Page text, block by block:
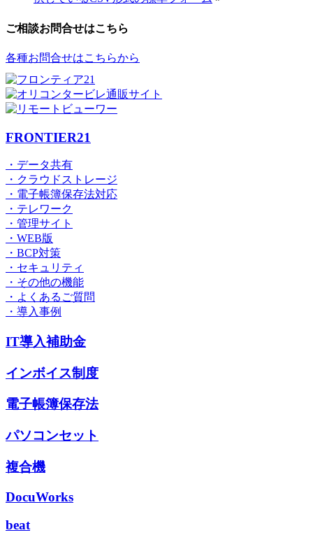
ご相談お問合せはこちら
各種お問合せはこちらから
FRONTIER21
・データ共有
・クラウドストレージ
・電子帳簿保存法対応
・テレワーク
・管理サイト
・WEB版
・BCP対策
・セキュリティ
・その他の機能
・よくあるご質問
・導入事例
IT導入補助金
インボイス制度
電子帳簿保存法
パソコンセット
複合機
DocuWorks
beat